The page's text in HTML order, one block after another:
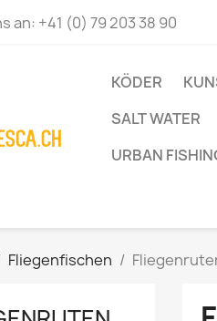
an: +41 (0) 79 203 38 90
KÖDER
SALT WATER
URBAN
Fliegenfischen